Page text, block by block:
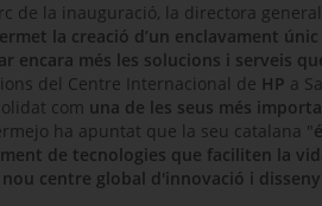
de la inauguració, la directora
la creació d’un enclavament
encara més les solucions i serveis
del Centre Internacional de HP a
com una de les seus més
ha apuntat que la seu catalana "
de tecnologies que faciliten la
centre global d'innovació i disseny